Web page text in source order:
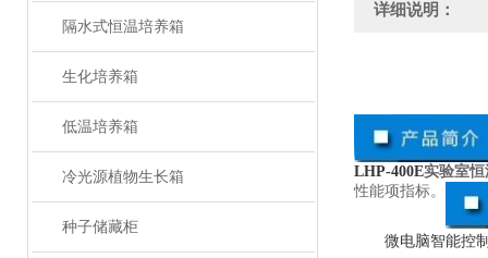
隔水式恒温培养箱
生化培养箱
低温培养箱
冷光源植物生长箱
种子储藏柜
详细说明：
LHP-400E实验室
性能项指标。
微电脑智能控